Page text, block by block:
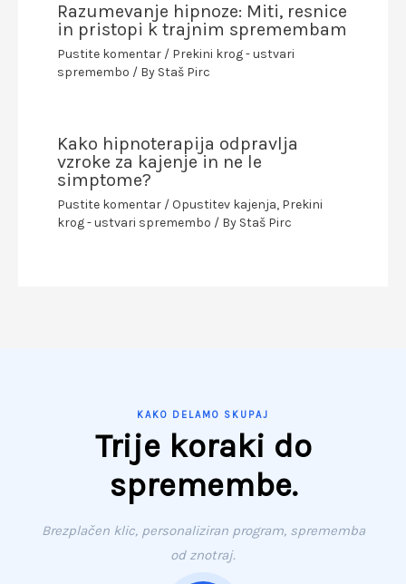
Razumevanje hipnoze: Miti, resnice
in pristopi k trajnim spremembam
Pustite komentar / Prekini krog - ustvari
spremembo / By Staš Pirc
Kako hipnoterapija odpravlja
vzroke za kajenje in ne le
simptome?
Pustite komentar / Opustitev kajenja, Prekini
krog - ustvari spremembo / By Staš Pirc
KAKO DELAMO SKUPAJ
Trije koraki do
spremembe.
Brezplačen klic, personaliziran program, sprememba
od znotraj.